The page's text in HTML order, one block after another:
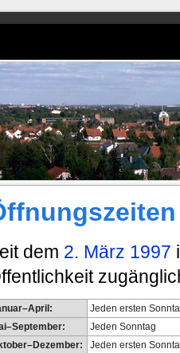
dem 2. März 1997
Jeden ersten
Jeden Sonntag
Jeden ersten